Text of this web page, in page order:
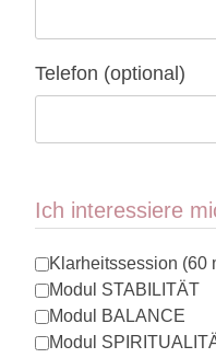
Telefon (optional)
Ich interessiere
Klarheitssession (60
Modul STABILITÄT
Modul BALANCE
Modul